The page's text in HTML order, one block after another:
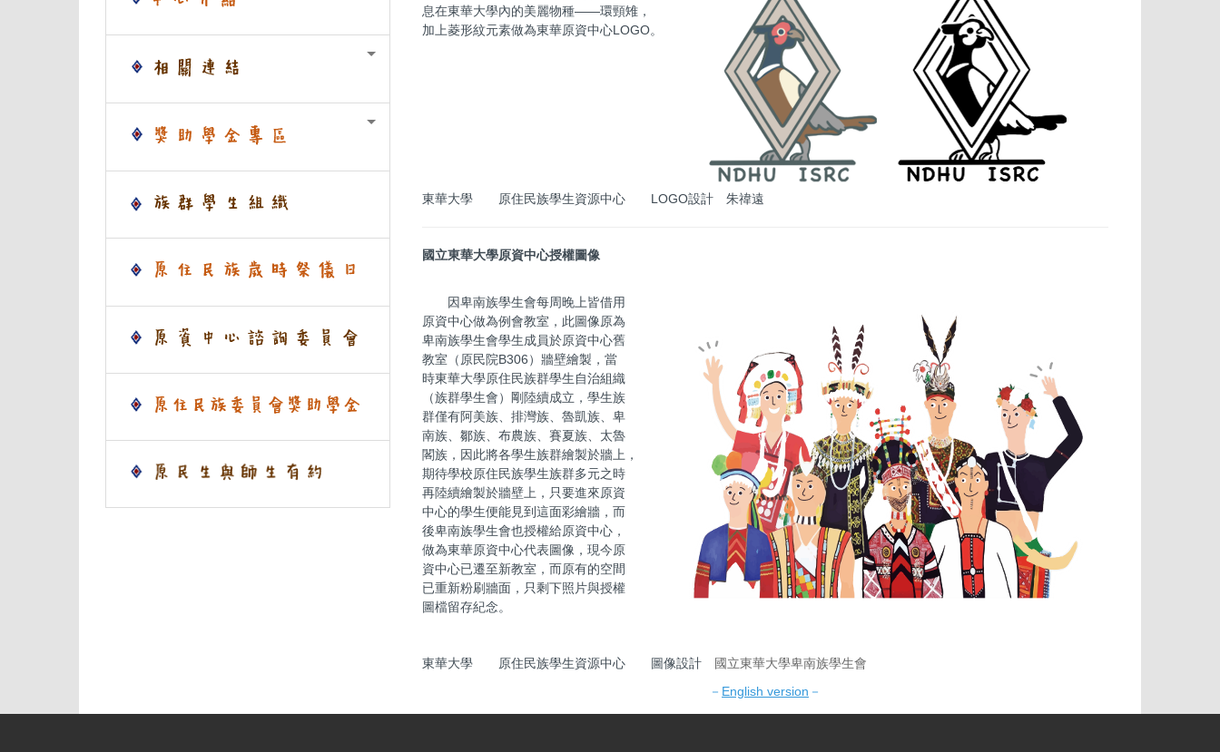
息在東華大學內的美麗物種——環頸雉，
加上菱形紋元素做為東華原資中心LOGO。
東華大學 原住民族學生資源中心 LOGO設計 朱禕遠
國立東華大學原資中心授權圖像
因卑南族學生會每周晚上皆借用
原資中心做為例會教室，此圖像原為
卑南族學生會學生成員於原資中心舊
教室（原民院B306）牆壁繪製，當
時東華大學原住民族群學生自治組織
（族群學生會）剛陸續成立，學生族
群僅有阿美族、排灣族、魯凱族、卑
南族、鄒族、布農族、賽夏族、太魯
閣族，因此將各學生族群繪製於牆上，
期待學校原住民族學生族群多元之時
再陸續繪製於牆壁上，只要進來原資
中心的學生便能見到這面彩繪牆，而
後卑南族學生會也授權給原資中心，
做為東華原資中心代表圖像，現今原
資中心已遷至新教室，而原有的空間
已重新粉刷牆面，只剩下照片與授權
圖檔留存紀念。
東華大學 原住民族學生資源中心 圖像設計
國立東華大學卑南族學生會
－ English version －